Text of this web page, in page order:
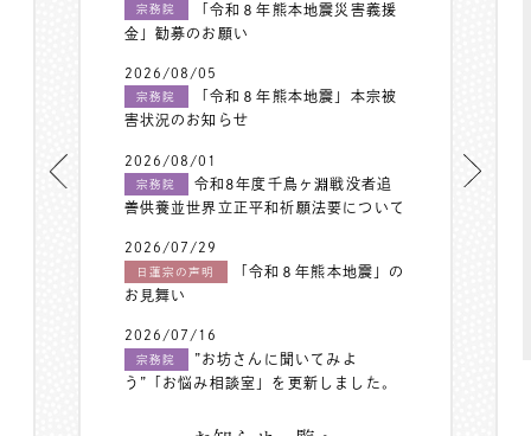
宗務院
「令和８年熊本地震災害義援
金」勧募のお願い
2026/08/05
宗務院
「令和８年熊本地震」本宗被
害状況のお知らせ
2026/08/01
宗務院
令和8年度千鳥ヶ淵戦没者追
善供養並世界立正平和祈願法要について
2026/07/29
日蓮宗の声明
「令和８年熊本地震」の
お見舞い
2026/07/16
宗務院
”お坊さんに聞いてみよ
う”「お悩み相談室」を更新しました。